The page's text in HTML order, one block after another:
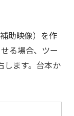
助映像）を作
る場合、ツー
します。台本か